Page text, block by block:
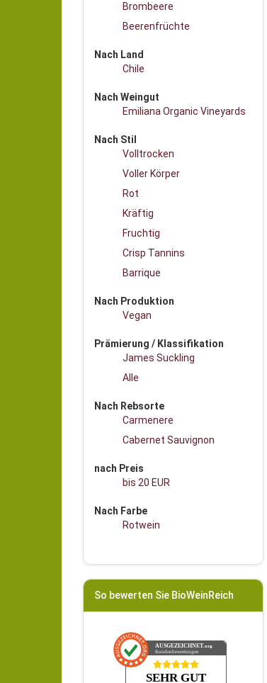
Brombeere
Beerenfrüchte
Nach Land
Chile
Nach Weingut
Emiliana Organic Vineyards
Nach Stil
Volltrocken
Voller Körper
Rot
Kräftig
Fruchtig
Crisp Tannins
Barrique
Nach Produktion
Vegan
Prämierung / Klassifikation
James Suckling
Alle
Nach Rebsorte
Carmenere
Cabernet Sauvignon
nach Preis
bis 20 EUR
Nach Farbe
Rotwein
So bewerten Sie BioWeinReich
AUSGEZEICHNET.org
Kundenbewertungen
SEHR GUT